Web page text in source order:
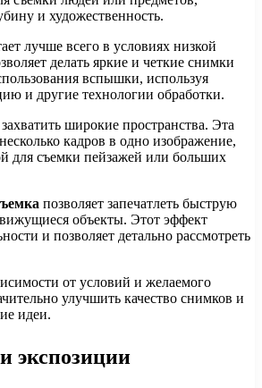
и художественность.
лучше всего в условиях низкой
делать яркие и четкие снимки
вспышки, используя
и другие технологии обработки.
широкие пространства. Эта
кадров в одно изображение,
для съемки пейзажей или больших
позволяет запечатлеть быструю
объекты. Этот эффект
и позволяет детально рассмотреть
от условий и желаемого
улучшить качество снимков и
идеи.
экспозиции